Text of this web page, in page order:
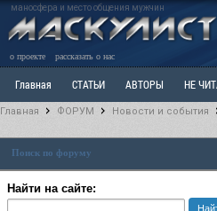
маносфера и место общения мужчин
о проекте рассказать о нас
Главная СТАТЬИ АВТОРЫ НЕ
РАЗДЕЛ: Разное
Главная ФОРУМ Новости и события
Поиск по форуму
Найти на сайте: